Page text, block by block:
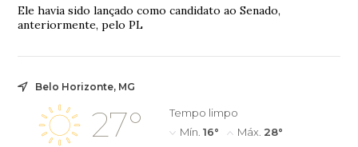
Ele havia sido lançado como candidato ao Senado,
anteriormente, pelo PL
Belo Horizonte, MG
27°
Tempo limpo
Mín. 16° Máx. 28°